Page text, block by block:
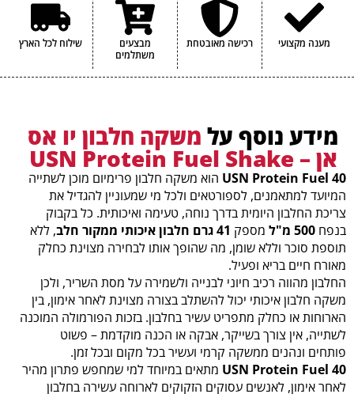
מענה מקצועי רכישה מאובטחת
מבצעים
משתלמים
שילוח לכל הארץ
מידע נוסף על משקה חלבון יו אס
אן – USN Protein Fuel Shake
USN Protein Fuel 40 הוא משקה חלבון פרימיום מוכן לשתייה
המיועד למתאמנים, לספורטאים ולכל מי שמעוניין להגדיל את
צריכת החלבון היומית בדרך נוחה, טעימה ואיכותית. כל בקבוק
בנפח 500 מ"ל מספק 41 גרם חלבון איכותי ממקור חלב
, ללא
תוספת סוכר וללא שומן, מה שהופך אותו לבחירה מצוינת כחלק
מאורח חיים בריא ופעיל.
החלבון מהווה רכיב חיוני לבנייה ולשמירה על מסת השריר, ולכן
משקה חלבון איכותי יכול להשתלב בצורה מצוינת לאחר אימון, בין
הארוחות או כחלק מתפריט עשיר בחלבון. בזכות הפורמולה המוכנה
לשתייה, אין צורך בשייקר, אבקה או הכנה מוקדמת – פשוט
פותחים ונהנים ממשקה קרמי ועשיר בכל מקום ובכל זמן.
USN Protein Fuel 40 מתאים במיוחד למי שמחפש פתרון מהיר
לאחר אימון, לאנשים עסוקים הזקוקים לארוחה עשירה בחלבון